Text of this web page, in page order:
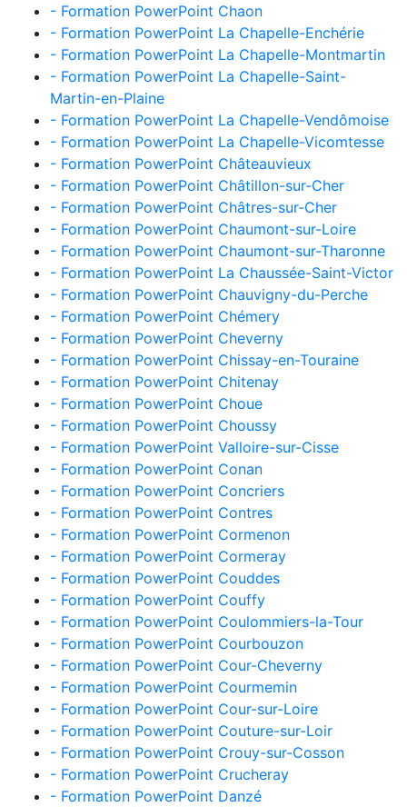
- Formation PowerPoint Chaon
- Formation PowerPoint La Chapelle-Enchérie
- Formation PowerPoint La Chapelle-Montmartin
- Formation PowerPoint La Chapelle-Saint-
Martin-en-Plaine
- Formation PowerPoint La Chapelle-Vendômoise
- Formation PowerPoint La Chapelle-Vicomtesse
- Formation PowerPoint Châteauvieux
- Formation PowerPoint Châtillon-sur-Cher
- Formation PowerPoint Châtres-sur-Cher
- Formation PowerPoint Chaumont-sur-Loire
- Formation PowerPoint Chaumont-sur-Tharonne
- Formation PowerPoint La Chaussée-Saint-Victor
- Formation PowerPoint Chauvigny-du-Perche
- Formation PowerPoint Chémery
- Formation PowerPoint Cheverny
- Formation PowerPoint Chissay-en-Touraine
- Formation PowerPoint Chitenay
- Formation PowerPoint Choue
- Formation PowerPoint Choussy
- Formation PowerPoint Valloire-sur-Cisse
- Formation PowerPoint Conan
- Formation PowerPoint Concriers
- Formation PowerPoint Contres
- Formation PowerPoint Cormenon
- Formation PowerPoint Cormeray
- Formation PowerPoint Couddes
- Formation PowerPoint Couffy
- Formation PowerPoint Coulommiers-la-Tour
- Formation PowerPoint Courbouzon
- Formation PowerPoint Cour-Cheverny
- Formation PowerPoint Courmemin
- Formation PowerPoint Cour-sur-Loire
- Formation PowerPoint Couture-sur-Loir
- Formation PowerPoint Crouy-sur-Cosson
- Formation PowerPoint Crucheray
- Formation PowerPoint Danzé